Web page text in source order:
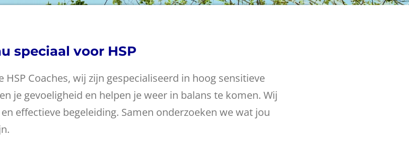
speciaal voor HSP
Coaches, wij zijn gespecialiseerd in hoog sensitieve
je gevoeligheid en helpen je weer in balans te komen. Wij
effectieve begeleiding. Samen onderzoeken we wat jou